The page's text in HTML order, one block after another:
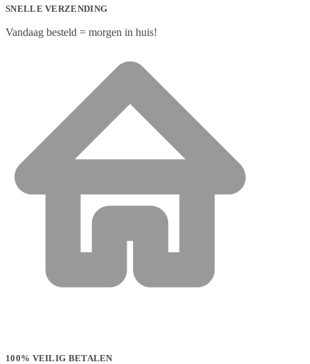
SNELLE VERZENDING
Vandaag besteld = morgen in huis!
100% VEILIG BETALEN